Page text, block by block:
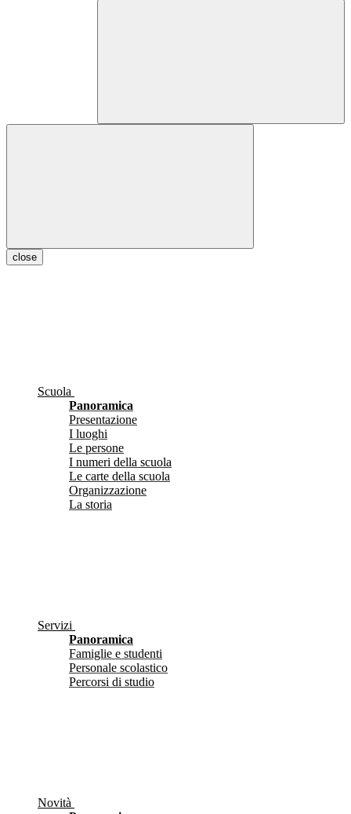
close
Scuola
Panoramica
Presentazione
I luoghi
Le persone
I numeri della scuola
Le carte della scuola
Organizzazione
La storia
Servizi
Panoramica
Famiglie e studenti
Personale scolastico
Percorsi di studio
Novità